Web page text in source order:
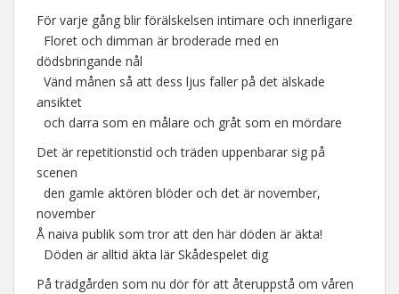
För varje gång blir förälskelsen intimare och innerligare
Floret och dimman är broderade med en
dödsbringande nål
Vänd månen så att dess ljus faller på det älskade
ansiktet
och darra som en målare och gråt som en mördare
Det är repetitionstid och träden uppenbarar sig på
scenen
den gamle aktören blöder och det är november,
november
Å naiva publik som tror att den här döden är äkta!
Döden är alltid äkta lär Skådespelet dig
På trädgården som nu dör för att återuppstå om våren